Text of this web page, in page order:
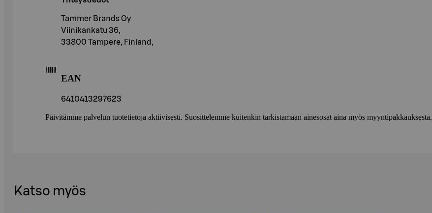
Tammer Brands Oy
Viinikankatu 36,
33800 Tampere, Finland,
EAN
6410413297623
Päivitämme palvelun tuotetietoja aktiivisesti. Suosittelemme kuitenkin tarkistamaan ainesosat aina myös myyntipakkauksesta.
Katso myös